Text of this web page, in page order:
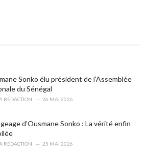
Sonko élu président de l’Assemblée
du Sénégal
RÉDACTION 26 MAI 2026
d’Ousmane Sonko : La vérité enfin
RÉDACTION 25 MAI 2026